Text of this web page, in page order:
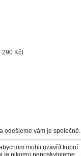
290 Kč)
odešleme vám je společně.
mohli uzavřít kupní
je nikomu neposkytujeme.